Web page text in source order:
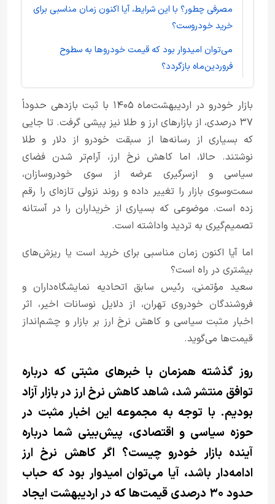
مصرفی چطور؟ با این شرایط، آیا اکنون زمان مناسبی برای
خرید خودروست؟
می‌توان امیدوار بود که قیمت خودرو‌ها به سطوح
فروردین‌ماه بازگردد؟
بازار خودرو در اردیبهشت‌ماه ۱۴۰۵ با ثبت بازدهی حدوداً
۳۷ درصدی، از بازار‌های ارز و طلا نیز پیشی گرفت. تا جایی
که بسیاری از رسانه‌ها از سبقت خودرو از دلار و طلا
نوشتند. حالا، اما کاهش نرخ ارز، آرام‌تر شدن فضای
سیاسی و ازسرگیری عرضه از سوی خودروسازان،
سمت‌وسوی بازار را تغییر داده و روند نزولی تازه‌ای را رقم
زده است. موضوعی که بسیاری از خریداران را در آستانه
تصمیم‌گیری به تردید واداشته است.
اما آیا اکنون زمان مناسبی برای خرید است یا ریزش‌های
بیشتری در راه است؟
سعید مؤتمنی، رئیس سابق اتحادیه نمایشگاه‌داران و
فروشندگان خودروی تهران، از دلایل نوسانات اخیر، اثر
اخبار مثبت سیاسی و کاهش نرخ ارز بر بازار و چشم‌انداز
قیمت‌ها می‌گوید.
روز گذشته همزمان با خبر‌های مثبتی که درباره
توافق منتشر شد، شاهد کاهش نرخ ارز در بازار آزاد
بودیم. با توجه به مجموعه این اخبار مثبت در
حوزه سیاسی و اقتصادی، پیش‌بینی شما درباره
آینده بازار خودرو چیست؟ اگر کاهش نرخ ارز
ادامه‌دار باشد، آیا می‌توان امیدوار بود که حباب
حدود ۳۰ درصدی قیمت‌ها که در اردیبهشت ایجاد